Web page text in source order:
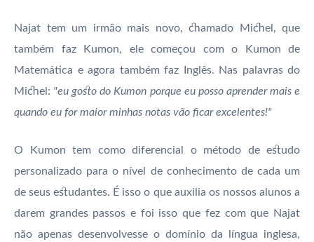
Najat tem um irmão mais novo, chamado Michel, que
também faz Kumon, ele começou com o Kumon de
Matemática e agora também faz Inglês. Nas palavras do
Michel: "eu gosto do Kumon porque eu posso aprender mais e
quando eu for maior minhas notas vão ficar excelentes!"
O Kumon tem como diferencial o método de estudo
personalizado para o nível de conhecimento de cada um
de seus estudantes. É isso o que auxilia os nossos alunos a
darem grandes passos e foi isso que fez com que Najat
não apenas desenvolvesse o domínio da língua inglesa,